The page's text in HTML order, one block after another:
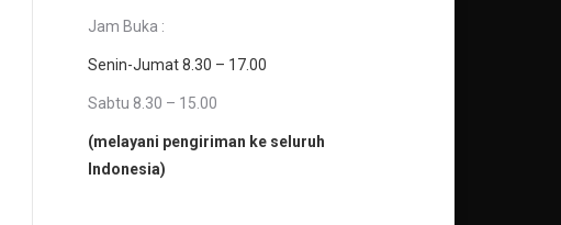
Jam Buka :
Senin-Jumat 8.30 – 17.00
Sabtu 8.30 – 15.00
(melayani pengiriman ke seluruh
Indonesia)